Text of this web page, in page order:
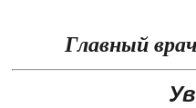
Главный